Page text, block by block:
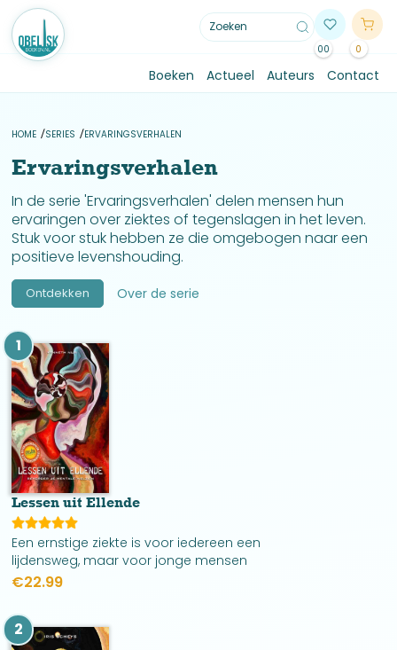
00 0
Boeken Actueel Auteurs Contact
HOME SERIES ERVARINGSVERHALEN
Ervaringsverhalen
In de serie 'Ervaringsverhalen' delen mensen hun
ervaringen over ziektes of tegenslagen in het leven.
Stuk voor stuk hebben ze die omgebogen naar een
positieve levenshouding.
Ontdekken Over de serie
1
Lessen uit Ellende
Een ernstige ziekte is voor iedereen een
lijdensweg, maar voor jonge mensen
wellicht nog meer. Kenneth Nijs zit er niet
mentaal, psychisch en emotioneel.
€22.99
2